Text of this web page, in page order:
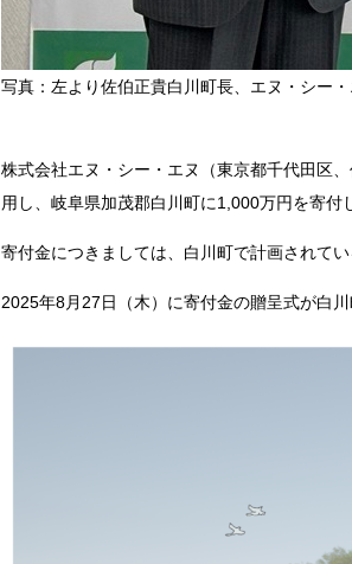
写真：左より佐伯正貴白川町長、エヌ・シー
株式会社エヌ・シー・エヌ（東京都千代田区
用し、岐阜県加茂郡白川町に1,000万円を寄付
寄付金につきましては、白川町で計画されて
2025年8月 27日（木）に寄付金の贈呈式が白